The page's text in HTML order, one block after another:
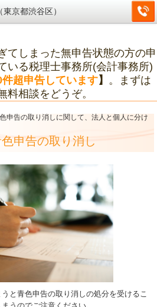
京都渋谷区）
てしまった無申告状態の方の申
いる税理士事務所(会計事務所)
超申告しています】 。まずは
料相談をどうぞ。
申告の取り消しに関して、法人と個人に分け
申告の取り消し
と青色申告の取り消しの処分を受けるこ